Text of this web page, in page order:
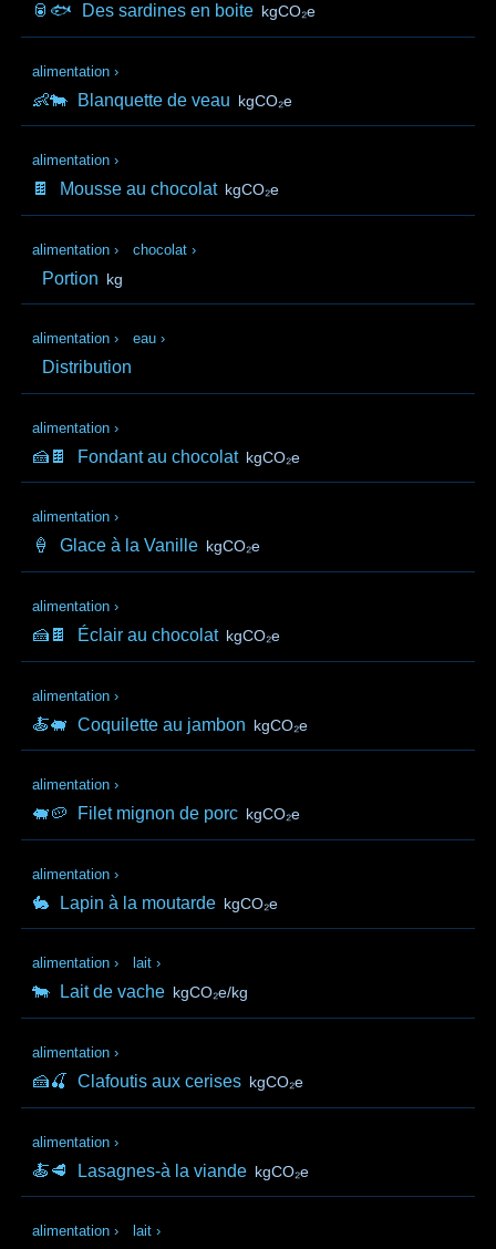
🥫🐟 Des sardines en boite kgCO₂e
alimentation ›
👶🐄 Blanquette de veau kgCO₂e
alimentation ›
🍫 Mousse au chocolat kgCO₂e
alimentation › chocolat ›
Portion kg
alimentation › eau ›
Distribution
alimentation ›
🍰🍫 Fondant au chocolat kgCO₂e
alimentation ›
🍦 Glace à la Vanille kgCO₂e
alimentation ›
🍰🍫 Éclair au chocolat kgCO₂e
alimentation ›
🍝🐖 Coquilette au jambon kgCO₂e
alimentation ›
🐖🥔 Filet mignon de porc kgCO₂e
alimentation ›
🐇 Lapin à la moutarde kgCO₂e
alimentation › lait ›
🐄 Lait de vache kgCO₂e/kg
alimentation ›
🍰🍒 Clafoutis aux cerises kgCO₂e
alimentation ›
🍝🥩 Lasagnes-à la viande kgCO₂e
alimentation › lait ›